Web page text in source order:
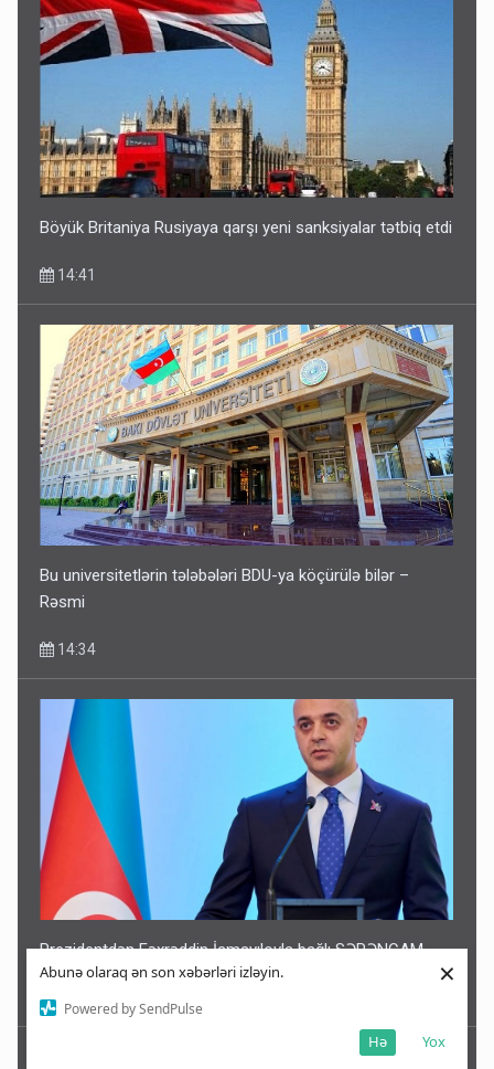
Abunə olaraq ən son xəbərləri izləyin.
Powered by SendPulse
Yox
Hə
×
Böyük Britaniya Rusiyaya qarşı yeni sanksiyalar tətbiq etdi
14:41
Bu universitetlərin tələbələri BDU-ya köçürülə bilər –
Rəsmi
14:34
Prezidentdən Fəxrəddin İsmayılovla bağlı SƏRƏNCAM
14:23